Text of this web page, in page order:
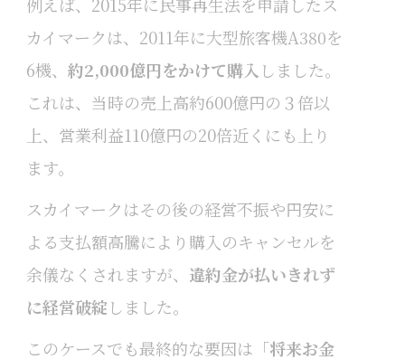
カイマークは、2011年に大型旅客機A380を
6機、 約2,000億円をかけて購入 しました。
これは、当時の売上高約600億円の３倍以
上、営業利益110億円の20倍近くにも上り
ます。
スカイマークはその後の経営不振や円安に
よる支払額高騰により購入のキャンセルを
余儀なくされますが、 違約金が払いきれず
に経営破綻しました。
このケースでも最終的な要因は「将来お金